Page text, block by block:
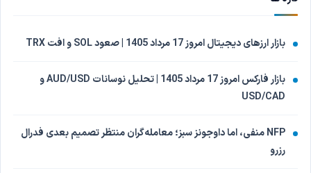
بازار ارزهای دیجیتال امروز 17 مرداد 1405 | صعود SOL و افت TRX
بازار فارکس امروز 17 مرداد 1405 | تحلیل نوسانات AUD/USD و
USD/CAD
NFP منفی، اما داوجونز سبز؛ معامله‌گران منتظر تصمیم بعدی فدرال
رزرو